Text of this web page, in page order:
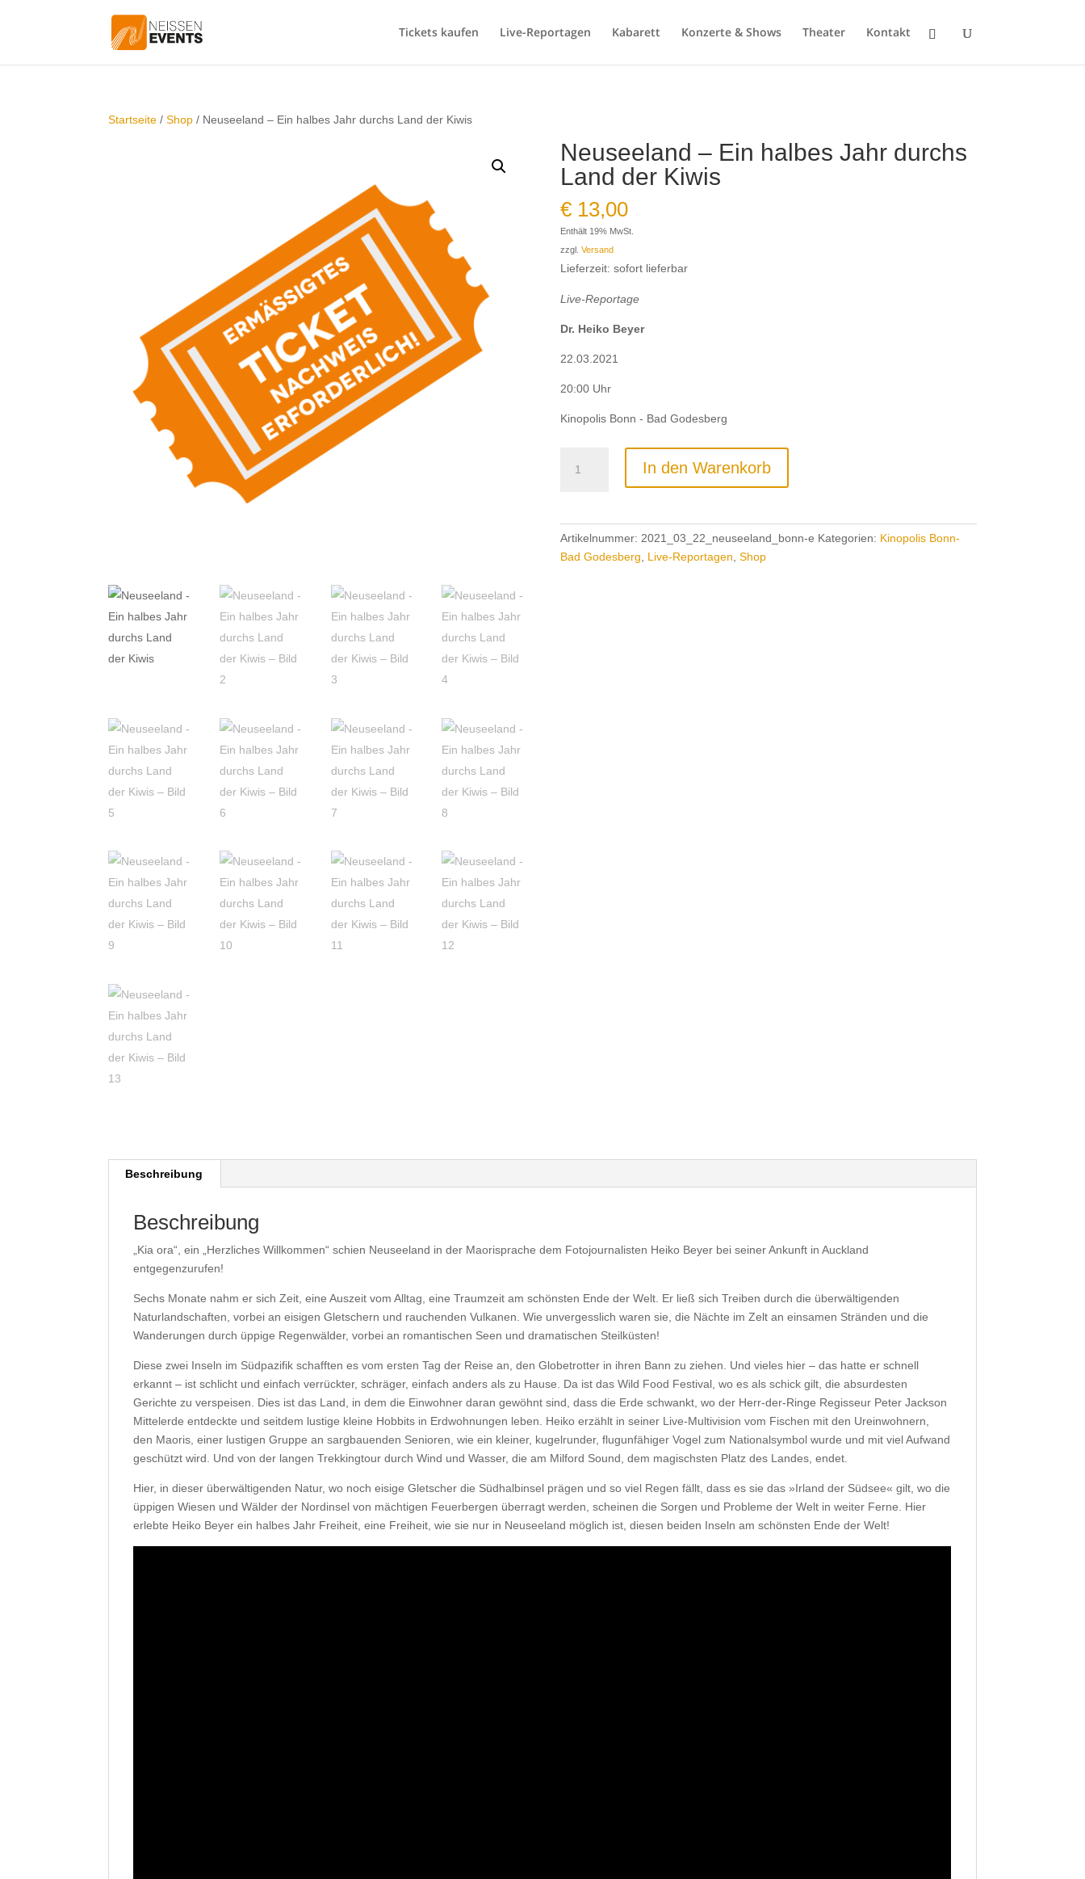
Tickets kaufen Live-Reportagen Kabarett Konzerte & Shows Theater Kontakt
Startseite /Shop / Neuseeland – Ein halbes Jahr durchs Land der Kiwis
Neuseeland – Ein halbes Jahr durchs
Land der Kiwis
€13,00
Enthält 19% MwSt.
zzgl. Versand
Lieferzeit: sofort lieferbar
Live-Reportage
Dr. Heiko Beyer
22.03.2021
20:00 Uhr
Kinopolis Bonn - Bad Godesberg
In den Warenkorb
Artikelnummer: 2021_03_22_neuseeland_bonn-e Kategorien: Kinopolis Bonn-
Bad Godesberg
Live-Reportagen Shop
Beschreibung
Beschreibung
„Kia ora“, ein „Herzliches Willkommen“ schien Neuseeland in der Maorisprache dem Fotojournalisten Heiko Beyer bei seiner Ankunft in Auckland
entgegenzurufen!
Sechs Monate nahm er sich Zeit, eine Auszeit vom Alltag, eine Traumzeit am schönsten Ende der Welt. Er ließ sich Treiben durch die überwältigenden
Naturlandschaften, vorbei an eisigen Gletschern und rauchenden Vulkanen. Wie unvergesslich waren sie, die Nächte im Zelt an einsamen Stränden und die
Wanderungen durch üppige Regenwälder, vorbei an romantischen Seen und dramatischen Steilküsten!
Diese zwei Inseln im Südpazifik schafften es vom ersten Tag der Reise an, den Globetrotter in ihren Bann zu ziehen. Und vieles hier – das hatte er schnell
erkannt – ist schlicht und einfach verrückter, schräger, einfach anders als zu Hause. Da ist das Wild Food Festival, wo es als schick gilt, die absurdesten
Gerichte zu verspeisen. Dies ist das Land, in dem die Einwohner daran gewöhnt sind, dass die Erde schwankt, wo der Herr-der-Ringe Regisseur Peter Jackson
Mittelerde entdeckte und seitdem lustige kleine Hobbits in Erdwohnungen leben. Heiko erzählt in seiner Live-Multivision vom Fischen mit den Ureinwohnern,
den Maoris, einer lustigen Gruppe an sargbauenden Senioren, wie ein kleiner, kugelrunder, flugunfähiger Vogel zum Nationalsymbol wurde und mit viel Aufwand
geschützt wird. Und von der langen Trekkingtour durch Wind und Wasser, die am Milford Sound, dem magischsten Platz des Landes, endet.
Hier, in dieser überwältigenden Natur, wo noch eisige Gletscher die Südhalbinsel prägen und so viel Regen fällt, dass es sie das »Irland der Südsee« gilt, wo die
üppigen Wiesen und Wälder der Nordinsel von mächtigen Feuerbergen überragt werden, scheinen die Sorgen und Probleme der Welt in weiter Ferne. Hier
erlebte Heiko Beyer ein halbes Jahr Freiheit, eine Freiheit, wie sie nur in Neuseeland möglich ist, diesen beiden Inseln am schönsten Ende der Welt!